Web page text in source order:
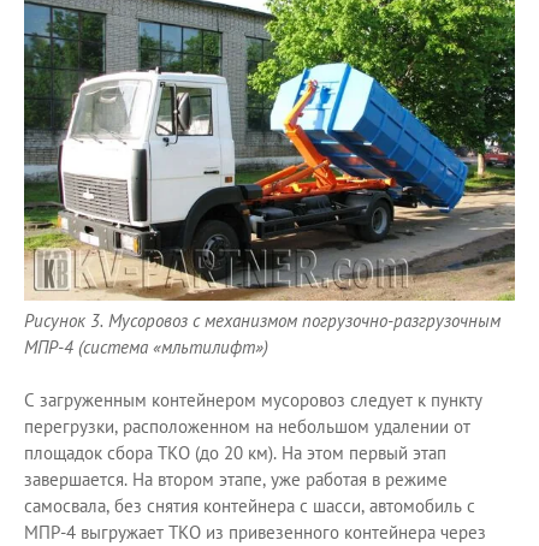
Рисунок 3. Мусоровоз с механизмом погрузочно-разгрузочным
МПР-4 (система «мльтилифт»)
С загруженным контейнером мусоровоз следует к пункту
перегрузки, расположенном на небольшом удалении от
площадок сбора ТКО (до 20 км). На этом первый этап
завершается. На втором этапе, уже работая в режиме
самосвала, без снятия контейнера с шасси, автомобиль с
МПР-4 выгружает ТКО из привезенного контейнера через